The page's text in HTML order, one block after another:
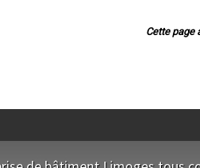
Vienne
Cette page